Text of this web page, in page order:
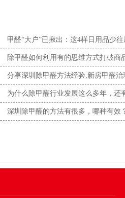
甲醛“大户”已揪出：这4样日用品少
都在
除甲醛如何利用有的思维方式打破商
分享深圳除甲醛方法经验,新房甲醛治
为什么除甲醛行业发展这么多年，还
视？
深圳除甲醛的方法有很多，哪种有效